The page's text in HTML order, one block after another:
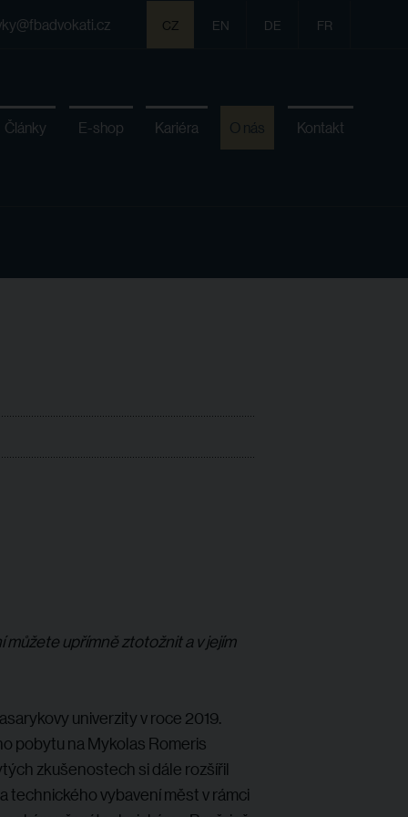
CZ EN DE FR
Články E-shop Kariéra O nás Kontakt
můžete upřímně ztotožnit a v jejím
univerzity v roce 2019.
pobytu na Mykolas Romeris
zkušenostech si dále rozšířil
technického vybavení měst v rámci